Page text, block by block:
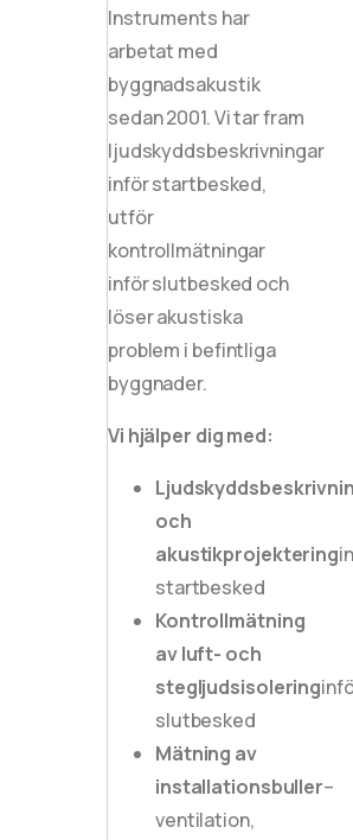
Instruments har
arbetat med
byggnadsakustik
sedan 2001. Vi tar fram
ljudskyddsbeskrivningar
inför startbesked,
utför
kontrollmätningar
inför slutbesked och
löser akustiska
problem i befintliga
byggnader.
Vi hjälper dig med:
och
akustikprojektering
startbesked
Kontrollmätning
av luft- och
stegljudsisolering
slutbesked
Mätning av
installationsbuller–
ventilation,